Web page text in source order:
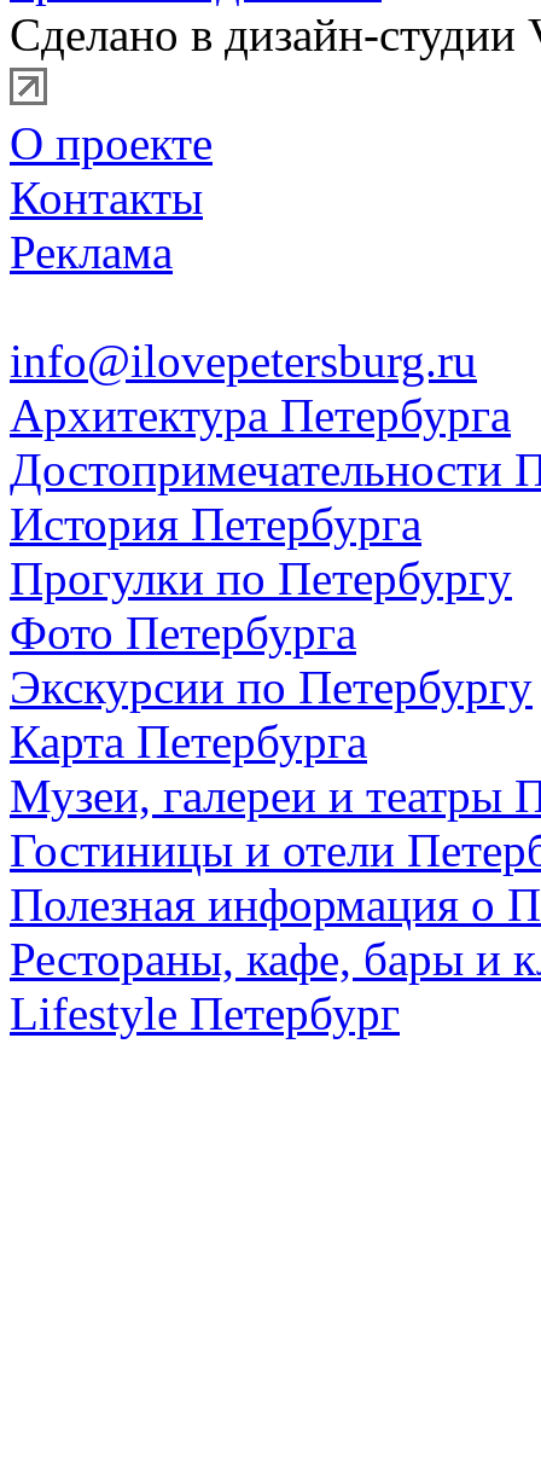
Сделано в дизайн-студии
О проекте
Контакты
Реклама
info@ilovepetersburg.ru
Архитектура Петербурга
Достопримечательности
История Петербурга
Прогулки по Петербургу
Фото Петербурга
Экскурсии по Петербургу
Карта Петербурга
Музеи, галереи и театры
Гостиницы и отели
Полезная информация о
Рестораны, кафе, бары и
Lifestyle Петербург